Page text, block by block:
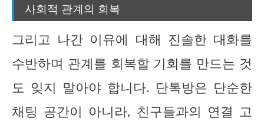
사회적 관계의 회복
그리고 나간 이유에 대해 진솔한 대화를
수반하며 관계를 회복할 기회를 만드는 것
도 잊지 말아야 합니다. 단톡방은 단순한
채팅 공간이 아니라, 친구들과의 연결 고